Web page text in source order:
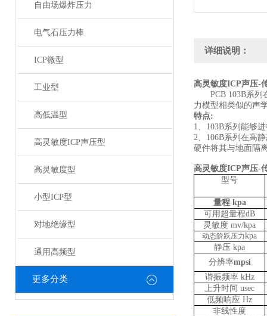
自由场爆炸压力
电气石压力棒
ICP微型
工业型
高低温型
高灵敏度ICP声压型
高灵敏度型
小型ICP型
对地绝缘型
通用高频型
更多分类
详细说明：
高灵敏度ICP声压-
PCB 103B系列
力模型相类似的声
特点:
1、 103B系列 能够
2、 106B系列在高
硬件将其与地面隔
高灵敏度ICP声压-
型号
量程 kpa
可用超量程dB
灵敏度 mv/kpa
动态阶跃压力kpa
静压 kpa
分辨率mpsi
谐振频率 kHz
上升时间 usec
低频响应 Hz
非线性度